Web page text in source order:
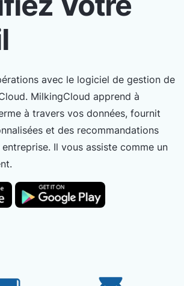
avec le logiciel de gestion de
MilkingCloud apprend à
à travers vos données, fournit
et des recommandations
Il vous assiste comme un